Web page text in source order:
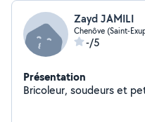
Zayd JAMILI
Chenôve (Saint-
-/5
Présentation
Bricoleur, soudeurs et